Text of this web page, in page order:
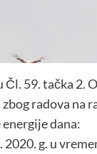
Čl. 59. tačka 2.
radova na
dana:
2020. g. u